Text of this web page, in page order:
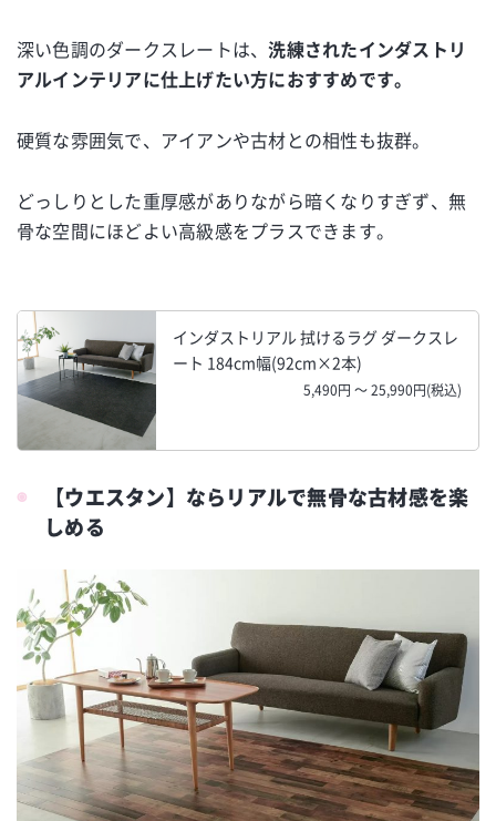
深い色調のダークスレートは、洗練されたインダストリ
アルインテリアに仕上げたい方におすすめです。
硬質な雰囲気で、アイアンや古材との相性も抜群。
どっしりとした重厚感がありながら暗くなりすぎず、無
骨な空間にほどよい高級感をプラスできます。
インダストリアル 拭けるラグ ダークスレ
ート 184cm幅(92cm×2本)
5,490円 ～ 25,990円(税込)
【ウエスタン】ならリアルで無骨な古材感を楽
しめる